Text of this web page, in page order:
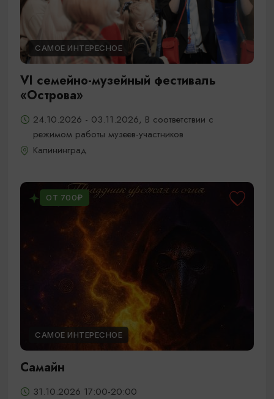
САМОЕ ИНТЕРЕСНОЕ
VI семейно-музейный фестиваль
«Острова»
24.10.2026 - 03.11.2026, В соответствии с
режимом работы музеев-участников
Калининград
ОТ 700₽
САМОЕ ИНТЕРЕСНОЕ
Самайн
31.10.2026 17:00-20:00